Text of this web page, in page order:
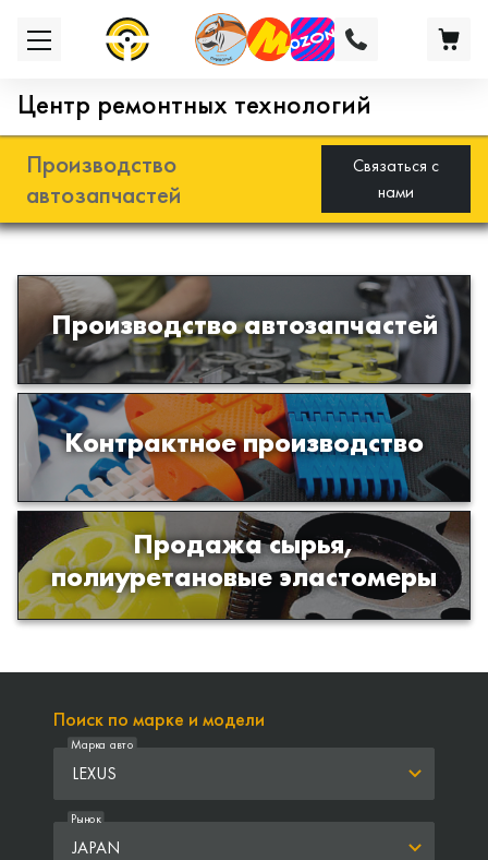
Центр ремонтных технологий
Производство
автозапчастей
Связаться с
нами
Производство автозапчастей
Разработка и производство деталей
из эластомеров для подвески
автомобиля
Контрактное производство
Производство изделий из пластиков
и полимеров по образцам либо
чертежам заказчика
Продажа сырья,
полиуретановые эластомеры
Продажа сырья для производства
изделий из полиуретана
Поиск по марке и модели
LEXUS
Марка авто
JAPAN
Рынок